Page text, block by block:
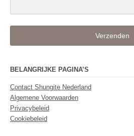
Verzenden
BELANGRIJKE PAGINA’S
Contact Shungite Nederland
Algemene Voorwaarden
Privacybeleid
Cookiebeleid